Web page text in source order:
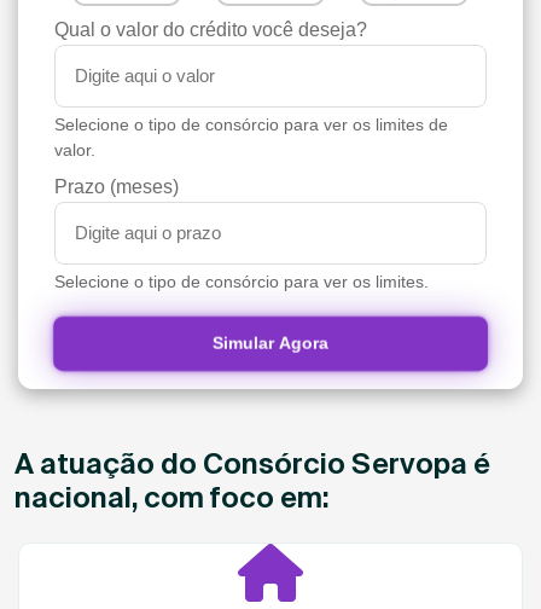
Qual o valor do crédito você deseja?
Selecione o tipo de consórcio para ver os limites de
valor.
Prazo (meses)
Selecione o tipo de consórcio para ver os limites.
Simular Agora
A atuação do Consórcio Servopa é
nacional, com foco em: